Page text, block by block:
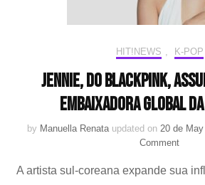
HIT!NEWS K-POP
Jennie, do BLACKPINK,
embaixadora global
by Manuella Renata updated on 20 de
Commenton
do
A artista sul-coreana expande sua